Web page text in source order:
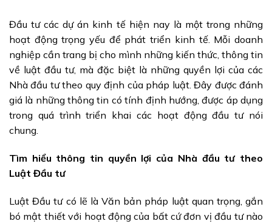
Đầu tư các dự án kinh tế hiện nay là một trong những
hoạt động trọng yếu để phát triển kinh tế. Mỗi doanh
nghiệp cần trang bị cho mình những kiến thức, thông tin
về luật đầu tư, mà đặc biệt là những quyền lợi của các
Nhà đầu tư theo quy định của pháp luật. Đây được đánh
giá là những thông tin có tính định hướng, được áp dụng
trong quá trình triển khai các hoạt động đầu tư nói
chung.
Tìm hiểu thông tin quyền lợi của Nhà đầu tư theo
Luật Đầu tư
Luật Đầu tư có lẽ là Văn bản pháp luật quan trọng, gắn
bó mật thiết với hoạt động của bất cứ đơn vị đầu tư nào